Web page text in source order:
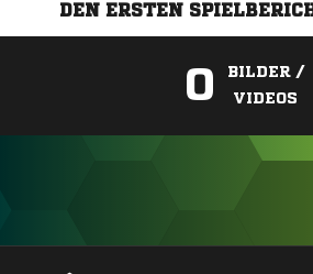
DEN ERSTEN
0
BILDER /
VIDEOS